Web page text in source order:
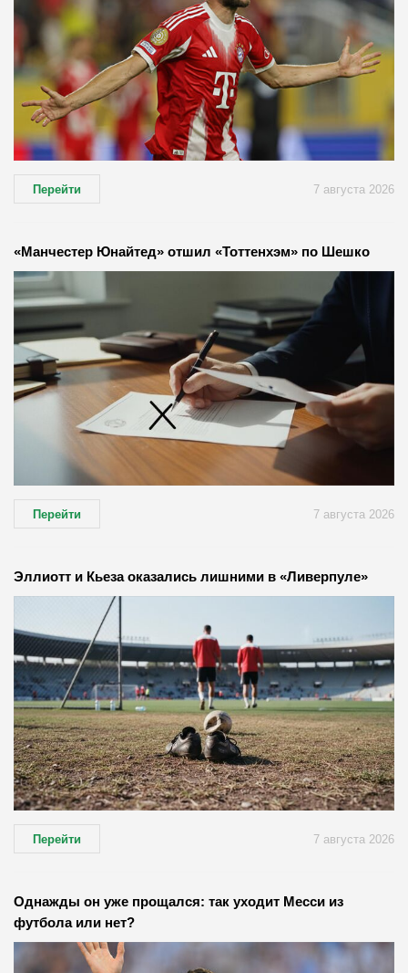
Перейти 7 августа 2026
«Манчестер Юнайтед» отшил «Тоттенхэм» по Шешко
Перейти 7 августа 2026
Эллиотт и Кьеза оказались лишними в «Ливерпуле»
Перейти 7 августа 2026
Однажды он уже прощался: так уходит Месси из
футбола или нет?